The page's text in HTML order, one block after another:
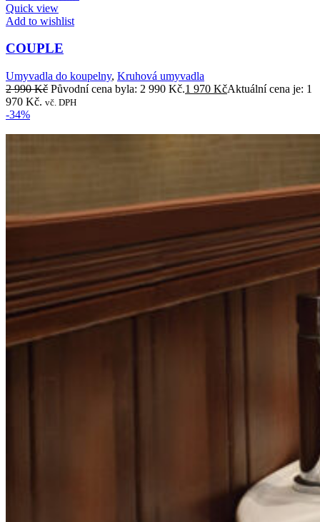
Quick view
Add to wishlist
COUPLE
Umyvadla do koupelny, Kruhová umyvadla
2 990Kč Původní cena byla: 2 990 Kč.1 970 KčAktuální cena je: 1
970 Kč. vč. DPH
-34%